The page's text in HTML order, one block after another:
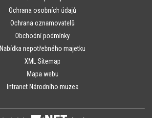
Ochrana osobních údajů
Ochrana oznamovatelů
Obchodní podmínky
Nabídka nepotřebného majetku
XML Sitemap
Mapa webu
Intranet Národního muzea